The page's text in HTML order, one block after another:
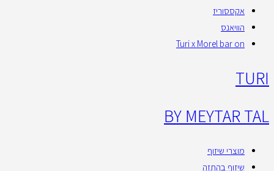
אקססוריז
הוויאנס
Turi x Morel bar on
TURI
BY MEYTAR TAL
מוצרי שיזוף
שיזוף בהתזה